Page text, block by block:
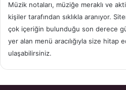
Müzik notaları, müziğe meraklı ve
kişiler tarafından sıklıkla aranıyor.
çok içeriğin bulunduğu son derece
yer alan menü aracılığıyla size hitap
ulaşabilirsiniz.